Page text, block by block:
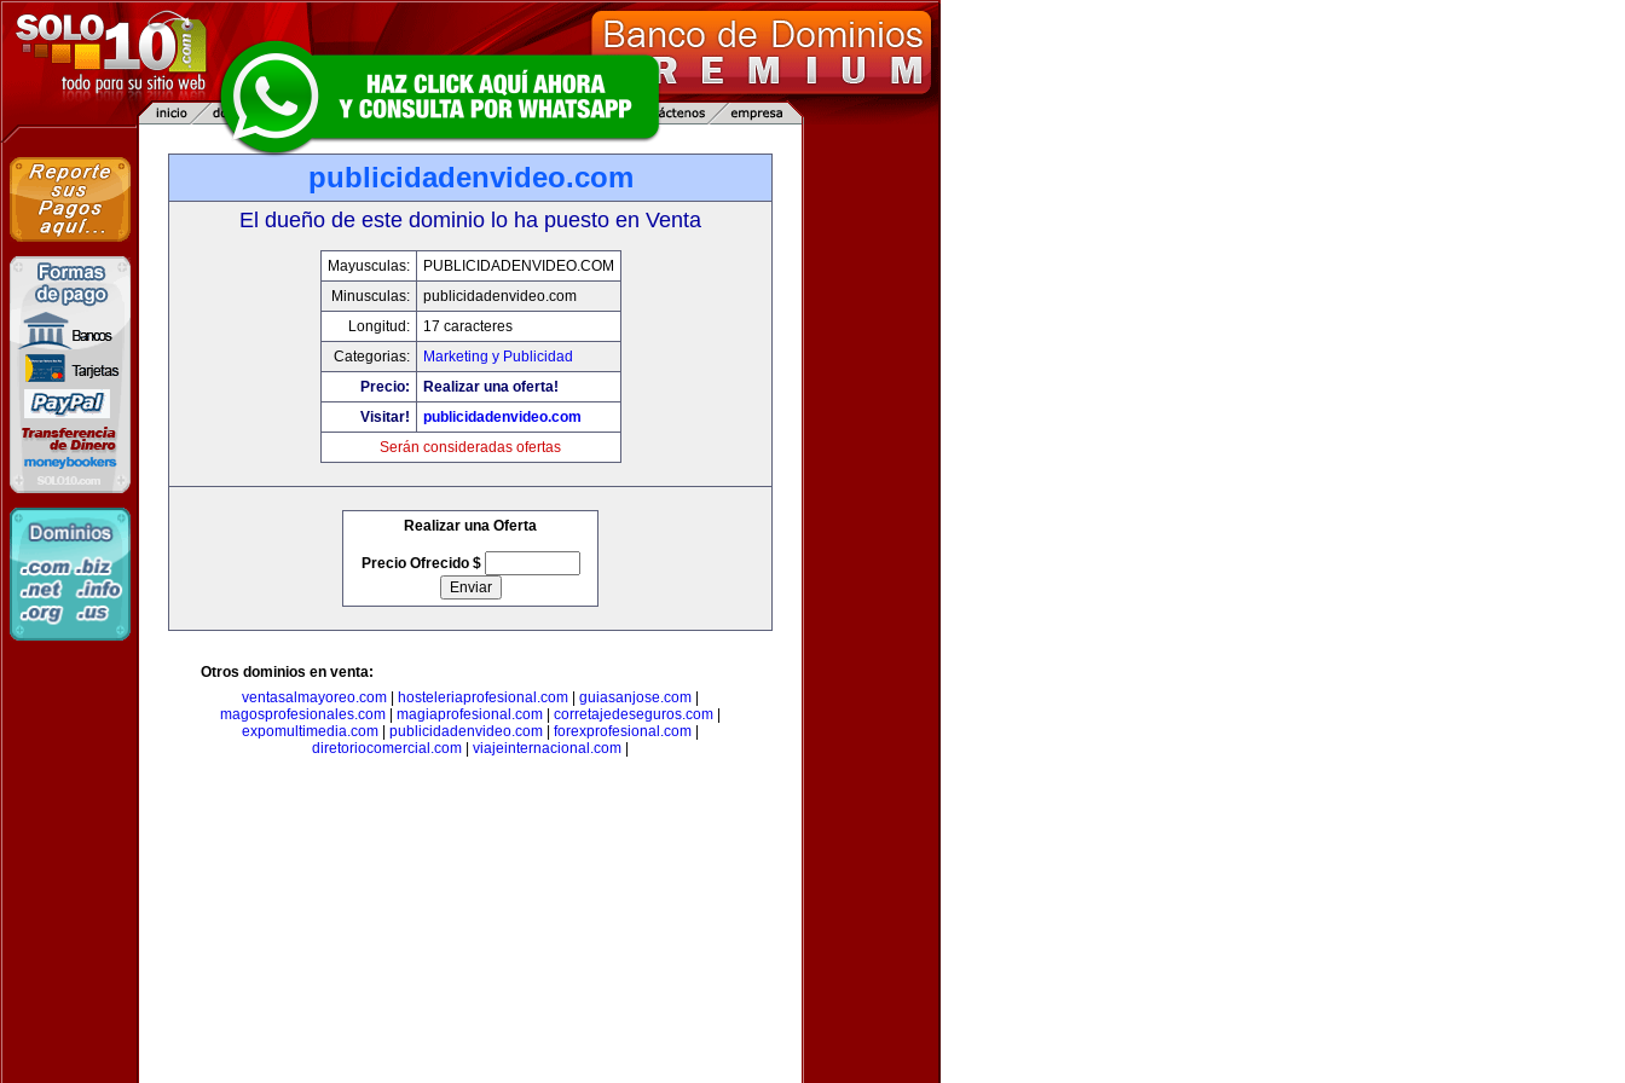
publicidadenvideo.com
El dueño de este dominio lo ha puesto en Venta
Mayusculas:
PUBLICIDADENVIDEO.COM
Minusculas:
publicidadenvideo.com
Longitud:
17 caracteres
Categorias:
Marketing y Publicidad
Precio:
Realizar una oferta!
Visitar!
publicidadenvideo.com
Serán consideradas ofertas
Realizar una Oferta
Precio Ofrecido $
Otros dominios en venta:
ventasalmayoreo.com
hosteleriaprofesional.com guiasanjose.com
magosprofesionales.com
magiaprofesional.com corretajedeseguros.com
expomultimedia.com
publicidadenvideo.com forexprofesional.com
diretoriocomercial.com
viajeinternacional.com